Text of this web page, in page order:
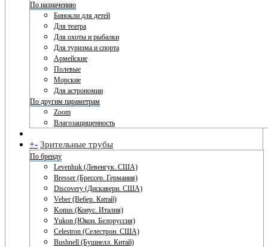
По назначению
Бинокли для детей
Для театра
Для охоты и рыбалки
Для туризма и спорта
Армейские
Полевые
Морские
Для астрономии
По другим параметрам
Zoom
Влагозащищенность
+- Зрительные трубы
По бренду
Levenhuk (Левенгук. США)
Bresser (Брессер. Германия)
Discovery (Дискавери. США)
Veber (Вебер. Китай)
Konus (Конус. Италия)
Yukon (Юкон. Белоруссия)
Celestron (Селестрон. США)
Bushnell (Бушнелл. Китай)